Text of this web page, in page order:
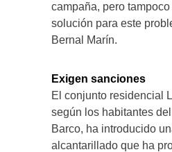
campaña, pero
solución para este
Bernal Marín.
Exigen sanciones
El conjunto residencial
según los habitantes
Barco, ha introducido
alcantarillado que ha